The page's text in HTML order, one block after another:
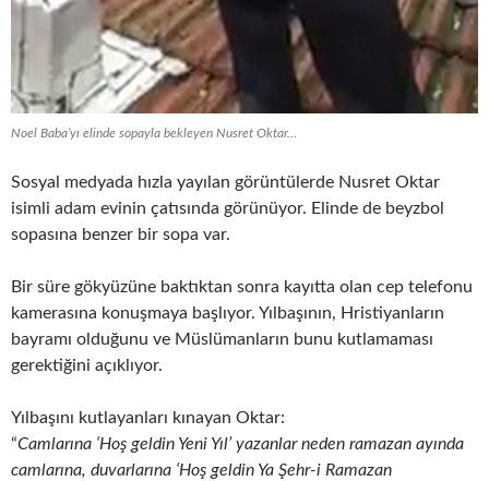
Noel Baba’yı elinde sopayla bekleyen Nusret Oktar…
Sosyal medyada hızla yayılan görüntülerde Nusret Oktar
isimli adam evinin çatısında görünüyor. Elinde de beyzbol
sopasına benzer bir sopa var.
Bir süre gökyüzüne baktıktan sonra kayıtta olan cep telefonu
kamerasına konuşmaya başlıyor. Yılbaşının, Hristiyanların
bayramı olduğunu ve Müslümanların bunu kutlamaması
gerektiğini açıklıyor.
Yılbaşını kutlayanları kınayan Oktar:
“Camlarına ‘Hoş geldin Yeni Yıl’ yazanlar neden ramazan ayında
camlarına, duvarlarına ‘Hoş geldin Ya Şehr-i Ramazan